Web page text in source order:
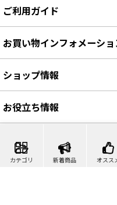
カテゴリ 新着商品 オスス
ご利用ガイド
お買い物インフォメーショ
ショップ情報
お役立ち情報